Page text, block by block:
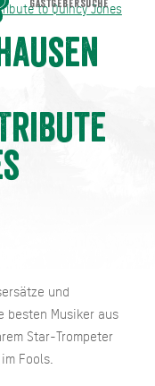
to Quincy Jones
und
besten Musiker aus
Star-Trompeter
Fools.
to Quincy Jones
GASTGEBERSUCHE